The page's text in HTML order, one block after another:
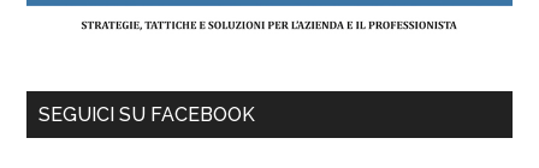
SEGUICI SU FACEBOOK